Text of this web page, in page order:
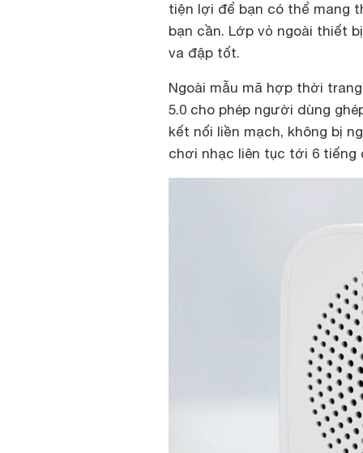
tiện lợi để bạn có thể mang
bạn cần. Lớp vỏ ngoài thiết
va đập tốt.
Ngoài mẫu mã hợp thời
5.0 cho phép người dùng
kết nối liền mạch, không bị
chơi nhạc liên tục tới 6 tiếng